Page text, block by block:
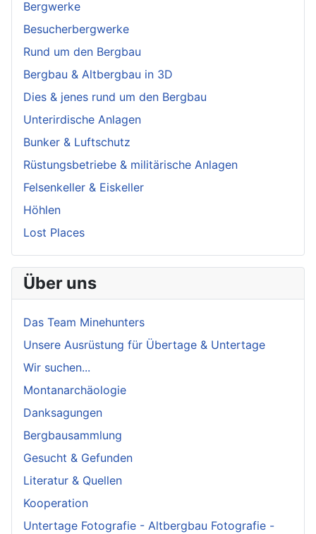
Bergwerke
Besucherbergwerke
Rund um den Bergbau
Bergbau & Altbergbau in 3D
Dies & jenes rund um den Bergbau
Unterirdische Anlagen
Bunker & Luftschutz
Rüstungsbetriebe & militärische Anlagen
Felsenkeller & Eiskeller
Höhlen
Lost Places
Über uns
Das Team Minehunters
Unsere Ausrüstung für Übertage & Untertage
Wir suchen...
Montanarchäologie
Danksagungen
Bergbausammlung
Gesucht & Gefunden
Literatur & Quellen
Kooperation
Untertage Fotografie - Altbergbau Fotografie -